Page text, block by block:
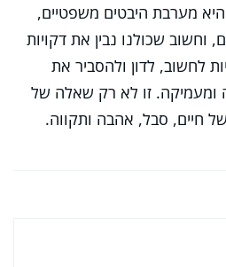
היא מערבת היבטים משפטיים,
וחשוב שכולנו נבין את דקויות
לחשוב, לדון ולהסביר את
ומעמיקה. זו לא רק שאלה של
חיים, סבל, אהבה ותקווה.